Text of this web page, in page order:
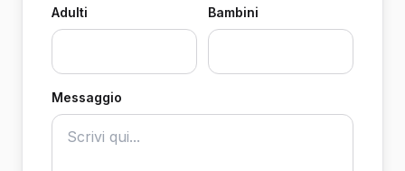
Adulti Bambini
Messaggio